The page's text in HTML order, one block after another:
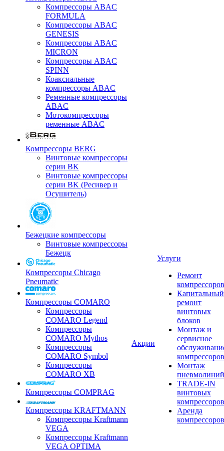
Компрессоры ABAC
FORMULA
Компрессоры ABAC
GENESIS
Компрессоры ABAC
MICRON
Компрессоры ABAC
SPINN
Коаксиальные
компрессоры ABAC
Ременные компрессоры
ABAC
Мотокомпрессоры
ременные ABAC
Компрессоры BERG
Винтовые компрессоры
серии BK
Винтовые компрессоры
серии BK (Ресивер и
Осушитель)
Бежецкие компрессоры
Винтовые компрессоры
Бежецк
Компрессоры Chicago
Pneumatic
Компрессоры COMARO
Компрессоры
COMARO Legend
Компрессоры
COMARO Mythos
Компрессоры
COMARO Symbol
Компрессоры
COMARO XB
Компрессоры COMPRAG
Компрессоры KRAFTMANN
Компрессоры Kraftmann
VEGA
Компрессоры Kraftmann
VEGA OPTIMA
Акции
Услуги
Ремонт
компрессоров
Капитальный
ремонт
винтовых
блоков
Монтаж и
сервисное
компрессоров
Монтаж
пневмолиний
TRADE-IN
винтовых
компрессоров
Аренда
компрессоров